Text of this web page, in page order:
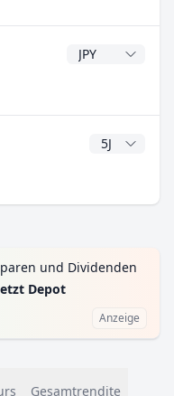
CAGR Jahre
und Dividenden
Depot
Anzeige
Gesamtrendite